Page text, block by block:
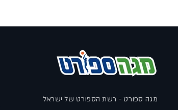
מגה ספורט - רשת הספורט של ישראל